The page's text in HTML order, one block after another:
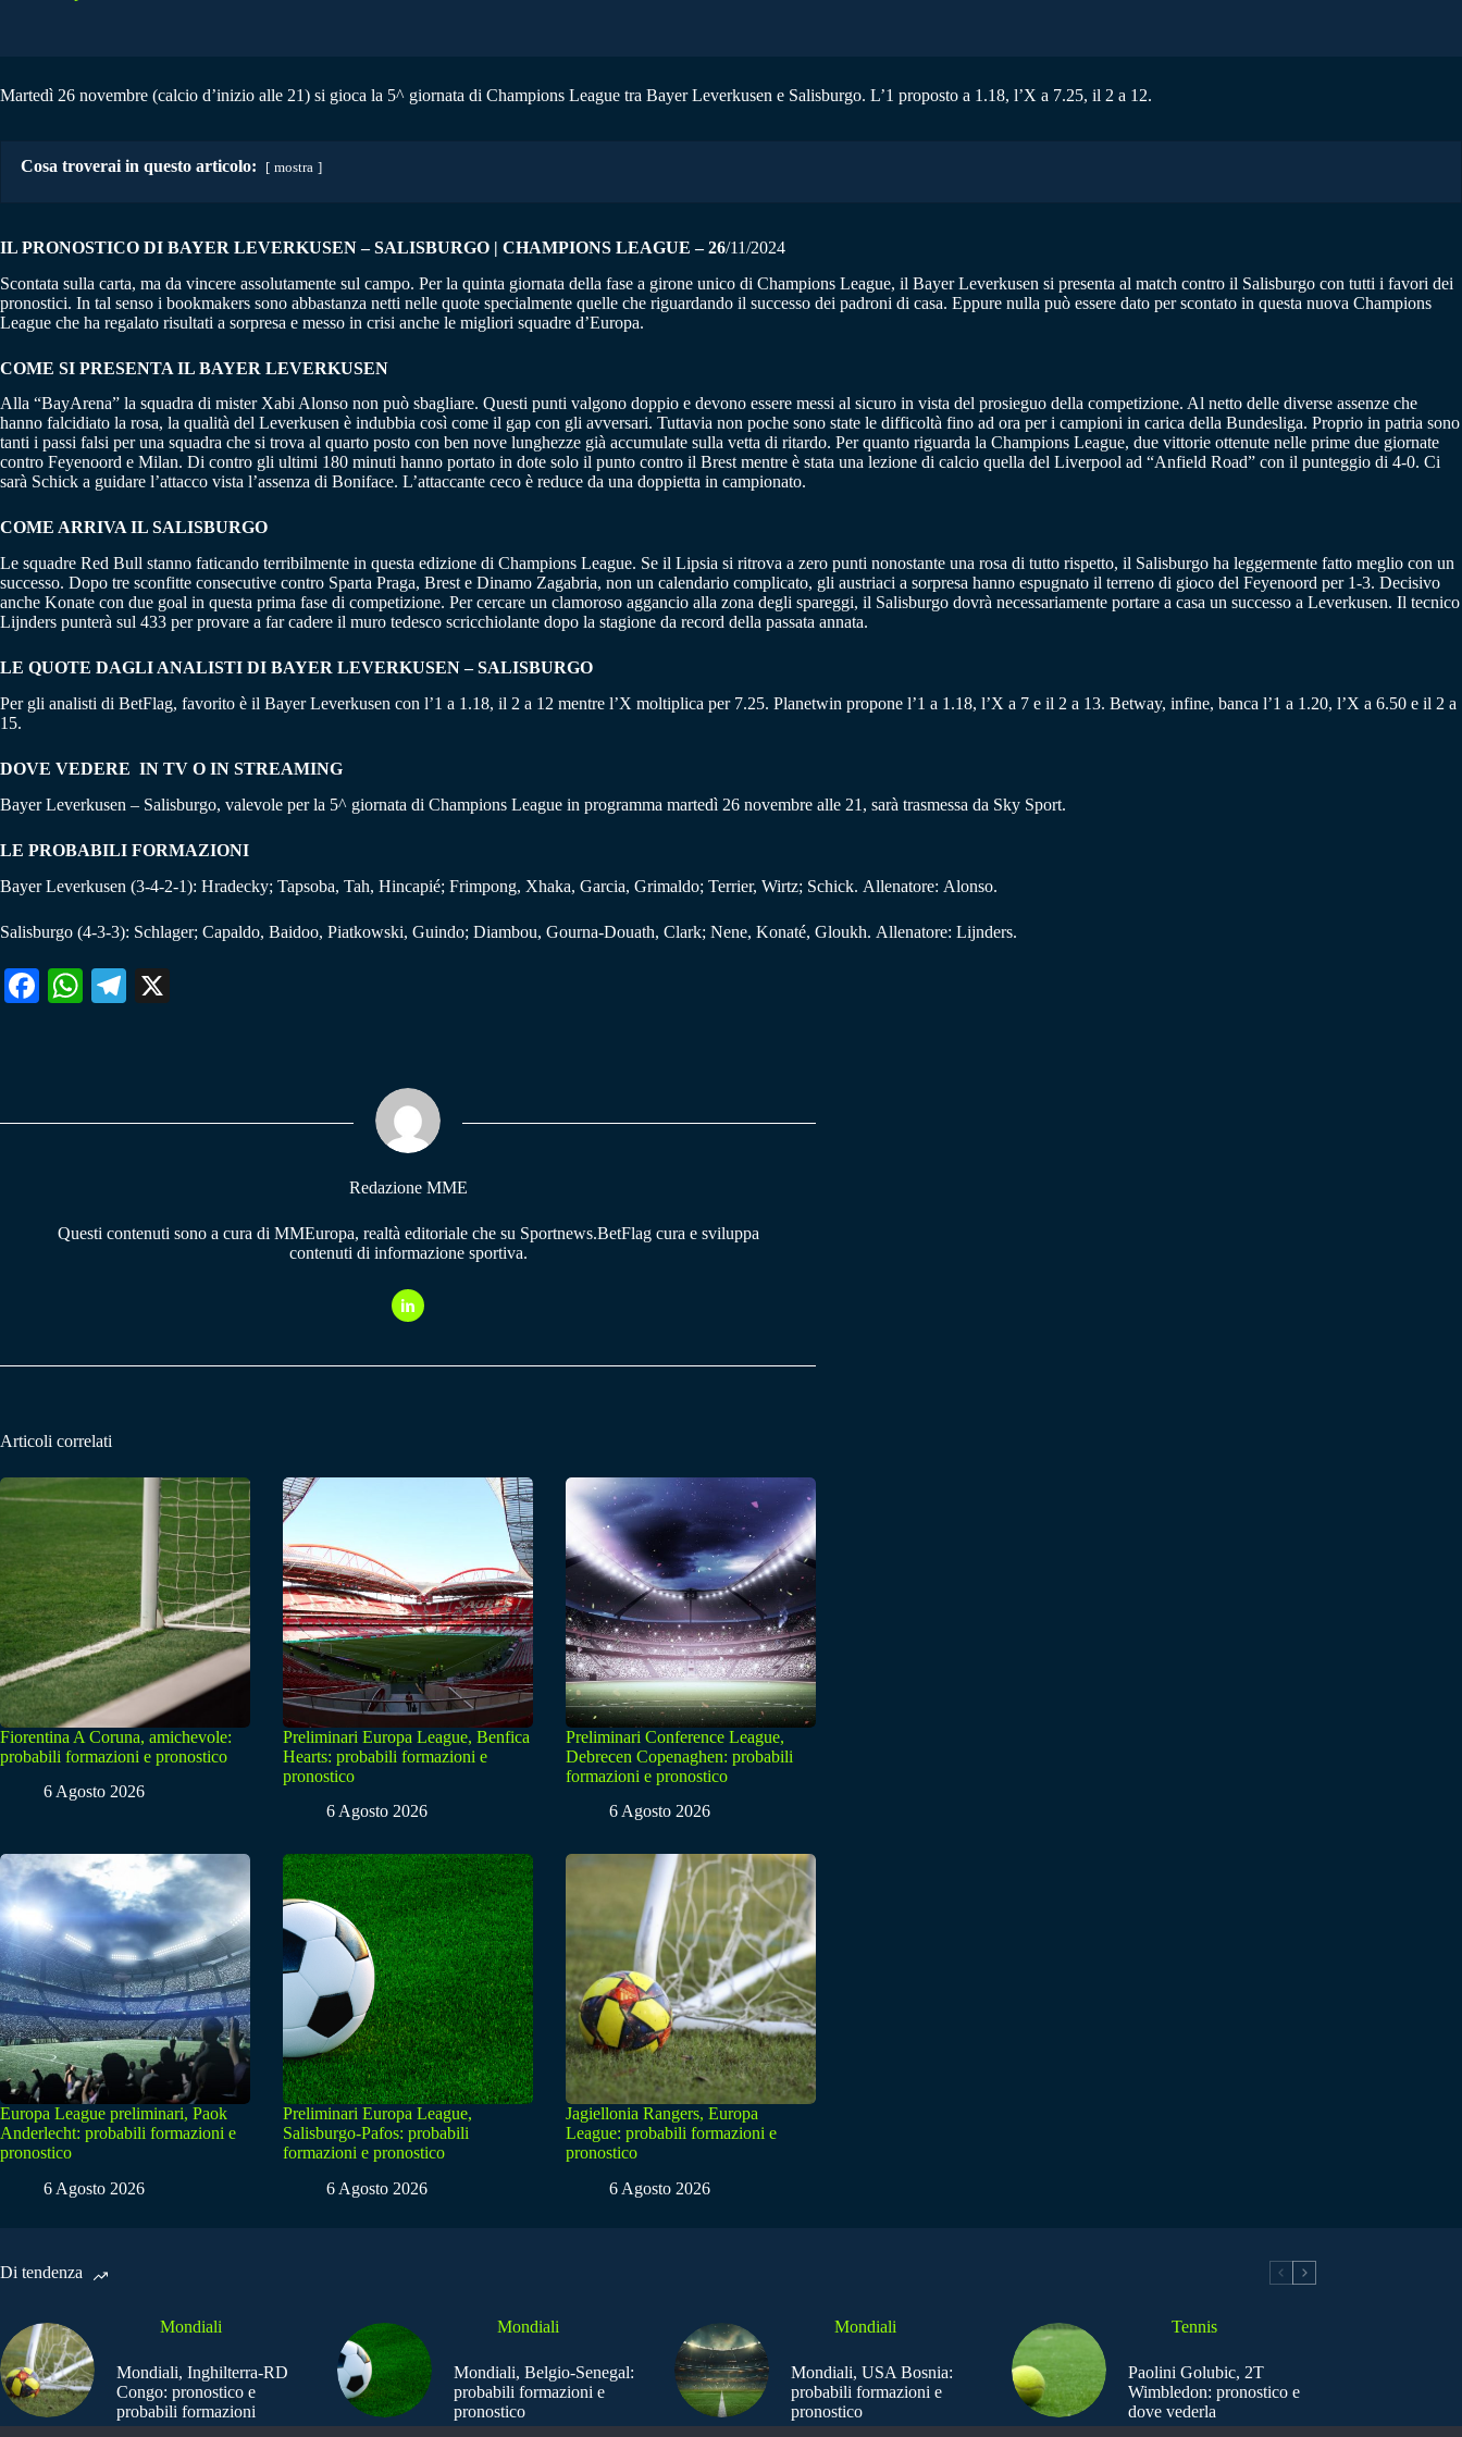
Martedì 26 novembre (calcio d’inizio alle 21) si gioca la 5^ giornata di Champions League tra Bayer Leverkusen e Salisburgo. L’1 proposto a 1.18, l’X a 7.25, il 2 a 12.
Cosa troverai in questo articolo: mostra
IL PRONOSTICO DI BAYER LEVERKUSEN – SALISBURGO | CHAMPIONS LEAGUE – 26/11/2024
Scontata sulla carta, ma da vincere assolutamente sul campo. Per la quinta giornata della fase a girone unico di Champions League, il Bayer Leverkusen si presenta al match contro il Salisburgo con tutti i favori dei
pronostici. In tal senso i bookmakers sono abbastanza netti nelle quote specialmente quelle che riguardando il successo dei padroni di casa. Eppure nulla può essere dato per scontato in questa nuova Champions
League che ha regalato risultati a sorpresa e messo in crisi anche le migliori squadre d’Europa.
COME SI PRESENTA IL BAYER LEVERKUSEN
Alla “BayArena” la squadra di mister Xabi Alonso non può sbagliare. Questi punti valgono doppio e devono essere messi al sicuro in vista del prosieguo della competizione. Al netto delle diverse assenze che
hanno falcidiato la rosa, la qualità del Leverkusen è indubbia così come il gap con gli avversari. Tuttavia non poche sono state le difficoltà fino ad ora per i campioni in carica della Bundesliga. Proprio in patria sono
tanti i passi falsi per una squadra che si trova al quarto posto con ben nove lunghezze già accumulate sulla vetta di ritardo. Per quanto riguarda la Champions League, due vittorie ottenute nelle prime due giornate
contro Feyenoord e Milan. Di contro gli ultimi 180 minuti hanno portato in dote solo il punto contro il Brest mentre è stata una lezione di calcio quella del Liverpool ad “Anfield Road” con il punteggio di 4-0. Ci
sarà Schick a guidare l’attacco vista l’assenza di Boniface. L’attaccante ceco è reduce da una doppietta in campionato.
COME ARRIVA IL SALISBURGO
Le squadre Red Bull stanno faticando terribilmente in questa edizione di Champions League. Se il Lipsia si ritrova a zero punti nonostante una rosa di tutto rispetto, il Salisburgo ha leggermente fatto meglio con un
successo. Dopo tre sconfitte consecutive contro Sparta Praga, Brest e Dinamo Zagabria, non un calendario complicato, gli austriaci a sorpresa hanno espugnato il terreno di gioco del Feyenoord per 1-3. Decisivo
anche Konate con due goal in questa prima fase di competizione. Per cercare un clamoroso aggancio alla zona degli spareggi, il Salisburgo dovrà necessariamente portare a casa un successo a Leverkusen. Il tecnico
Lijnders punterà sul 433 per provare a far cadere il muro tedesco scricchiolante dopo la stagione da record della passata annata.
LE QUOTE DAGLI ANALISTI DI BAYER LEVERKUSEN – SALISBURGO
Per gli analisti di BetFlag, favorito è il Bayer Leverkusen con l’1 a 1.18, il 2 a 12 mentre l’X moltiplica per 7.25. Planetwin propone l’1 a 1.18, l’X a 7 e il 2 a 13. Betway, infine, banca l’1 a 1.20, l’X a 6.50 e il 2 a
15.
DOVE VEDERE IN TV O IN STREAMING
Bayer Leverkusen – Salisburgo, valevole per la 5^ giornata di Champions League in programma martedì 26 novembre alle 21, sarà trasmessa da Sky Sport.
LE PROBABILI FORMAZIONI
Bayer Leverkusen (3-4-2-1): Hradecky; Tapsoba, Tah, Hincapié; Frimpong, Xhaka, Garcia, Grimaldo; Terrier, Wirtz; Schick. Allenatore: Alonso.
Salisburgo (4-3-3): Schlager; Capaldo, Baidoo, Piatkowski, Guindo; Diambou, Gourna-Douath, Clark; Nene, Konaté, Gloukh. Allenatore: Lijnders.
Fa W
pp
Te
m
Redazione MME
Questi contenuti sono a cura di MMEuropa, realtà editoriale che su Sportnews.BetFlag cura e sviluppa
contenuti di informazione sportiva.
Articoli correlati
Fiorentina A Coruna, amichevole:
probabili formazioni e pronostico
6 Agosto 2026
Preliminari Europa League, Benfica
Hearts: probabili formazioni e
pronostico
6 Agosto 2026
Preliminari Conference League,
Debrecen Copenaghen: probabili
formazioni e pronostico
6 Agosto 2026
Europa League preliminari, Paok
Anderlecht: probabili formazioni e
pronostico
6 Agosto 2026
Preliminari Europa League,
Salisburgo-Pafos: probabili
formazioni e pronostico
6 Agosto 2026
Jagiellonia Rangers, Europa
League: probabili formazioni e
pronostico
6 Agosto 2026
Di tendenza
Mondiali
Mondiali, Inghilterra-RD
Congo: pronostico e
probabili formazioni
Mondiali
Mondiali, Belgio-Senegal:
probabili formazioni e
pronostico
Mondiali
Mondiali, USA Bosnia:
probabili formazioni e
pronostico
Tennis
Paolini Golubic, 2T
Wimbledon: pronostico e
dove vederla